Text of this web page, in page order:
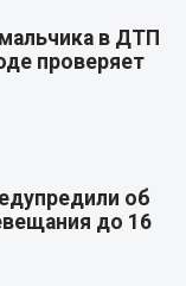
в ДТП
проверяет
об
до 16